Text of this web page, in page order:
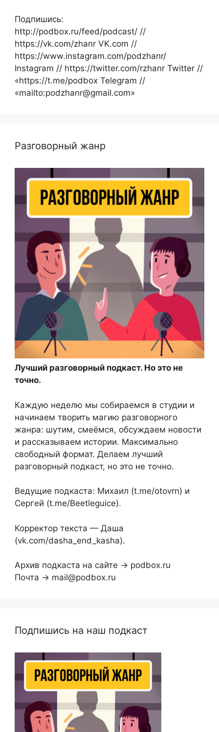
Подпишись:
http://podbox.ru/feed/podcast/ //
https://vk.com/zhanr VK.com //
https://www.instagram.com/podzhanr/
Instagram // https://twitter.com/rzhanr Twitter //
«https://t.me/podbox Telegram //
«mailto:podzhanr@gmail.com»
Разговорный жанр
Лучший разговорный подкаст. Но это не
точно.
Каждую неделю мы собираемся в студии и
начинаем творить магию разговорного
жанра: шутим, смеёмся, обсуждаем новости
и рассказываем истории. Максимально
свободный формат. Делаем лучший
разговорный подкаст, но это не точно.
Ведущие подкаста: Михаил (t.me/otovrn) и
Сергей (t.me/Beetleguice).
Корректор текста — Даша
(vk.com/dasha_end_kasha).
Архив подкаста на сайте → podbox.ru
Почта → mail@podbox.ru
Подпишись на наш подкаст